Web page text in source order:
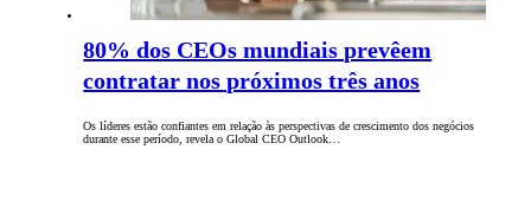
80% dos CEOs mundiais prevêem
contratar nos próximos três anos
Os líderes estão confiantes em relação às perspectivas de crescimento dos negócios
durante esse período, revela o Global CEO Outlook…